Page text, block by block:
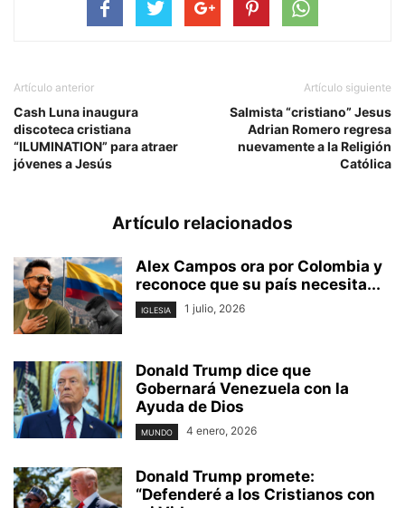
Artículo anterior
Cash Luna inaugura
discoteca cristiana
“ILUMINATION” para atraer
jóvenes a Jesús
Artículo siguiente
Salmista “cristiano” Jesus
Adrian Romero regresa
nuevamente a la Religión
Católica
Artículo relacionados
Alex Campos ora por Colombia y
reconoce que su país necesita...
IGLESIA 1 julio, 2026
Donald Trump dice que
Gobernará Venezuela con la
Ayuda de Dios
MUNDO 4 enero, 2026
Donald Trump promete:
“Defenderé a los Cristianos con